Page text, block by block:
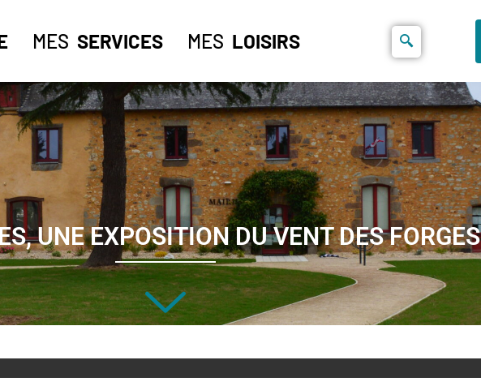
MES SERVICES MES LOISIRS
UNE EXPOSITION DU VENT DES FORGES